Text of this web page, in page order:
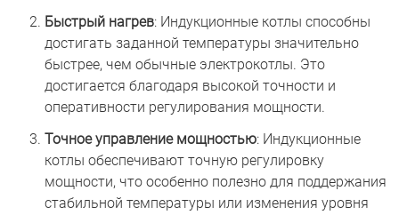
Быстрый нагрев: Индукционные котлы способны
достигать заданной температуры значительно
быстрее, чем обычные электрокотлы. Это
достигается благодаря высокой точности и
оперативности регулирования мощности.
Точное управление мощностью: Индукционные
котлы обеспечивают точную регулировку
мощности, что особенно полезно для поддержания
стабильной температуры или изменения уровня